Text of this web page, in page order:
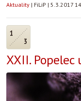
Aktuality | FiLiP | 5.3.2017
1
3
XXII. Popelec